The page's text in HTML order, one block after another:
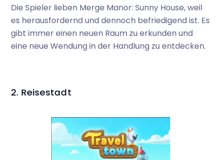
Die Spieler lieben Merge Manor: Sunny House, weil
es herausfordernd und dennoch befriedigend ist. Es
gibt immer einen neuen Raum zu erkunden und
eine neue Wendung in der Handlung zu entdecken.
2. Reisestadt